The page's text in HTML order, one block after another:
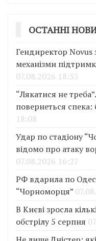
ОСТАННІ
Гендиректор Novus
механізми
07.08.2026 18:35
“Лякатися не
повернеться спека:
18:08
Удар по стадіону
відомо про атаку
07.08.2026 16:27
РФ вдарила по
“Чорноморця”
В Києві зросла
обстрілу 5 серпня